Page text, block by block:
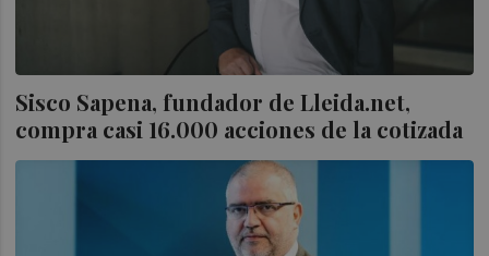
Sisco Sapena, fundador de Lleida.net,
compra casi 16.000 acciones de la cotizada